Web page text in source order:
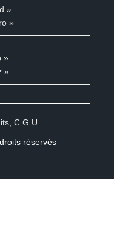
»
»
»
»
C.G.U.
réservés